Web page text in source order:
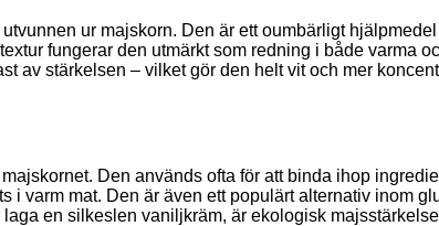
ur majskorn. Den är ett oumbärligt
fungerar den utmärkt som redning i både varma
av stärkelsen – vilket gör den helt vit och mer
Den används ofta för att binda ihop
i varm mat. Den är även ett populärt alternativ inom
en silkeslen vaniljkräm, är ekologisk